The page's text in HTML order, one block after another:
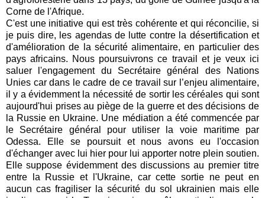
Corne de l'Afrique.
C'est une initiative qui est très cohérente et qui réconcilie, si
je puis dire, les agendas de lutte contre la désertification et
d'amélioration de la sécurité alimentaire, en particulier des
pays africains. Nous poursuivrons ce travail et je veux ici
saluer l'engagement du Secrétaire général des Nations
Unies car dans le cadre de ce travail sur l’enjeu alimentaire,
il y a évidemment la nécessité de sortir les céréales qui sont
aujourd'hui prises au piège de la guerre et des décisions de
la Russie en Ukraine. Une médiation a été commencée par
le Secrétaire général pour utiliser la voie maritime par
Odessa. Elle se poursuit et nous avons eu l'occasion
d'échanger avec lui hier pour lui apporter notre plein soutien.
Elle suppose évidemment des discussions au premier titre
entre la Russie et l'Ukraine, car cette sortie ne peut en
aucun cas fragiliser la sécurité du sol ukrainien mais elle